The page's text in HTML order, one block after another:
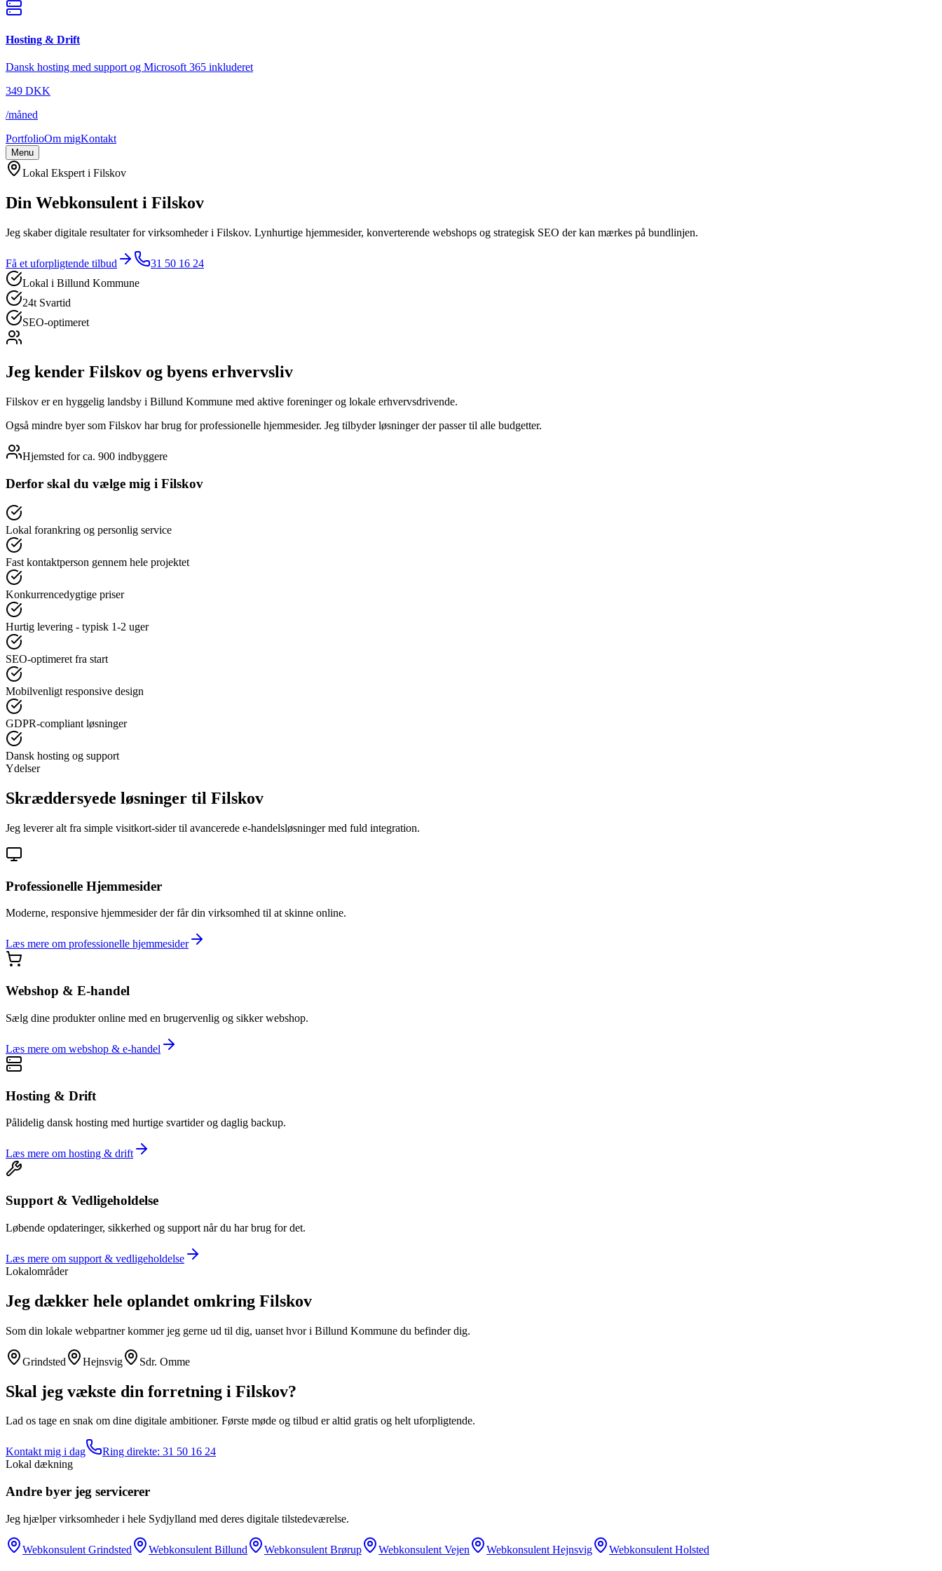
Hosting & Drift
Dansk hosting med support og Microsoft 365 inkluderet
349 DKK
/måned
PortfolioOm migKontakt
Menu
Lokal Ekspert i Filskov
Din Webkonsulent i Filskov
Jeg skaber digitale resultater for virksomheder i Filskov. Lynhurtige hjemmesider, konverterende webshops og strategisk SEO der kan mærkes på bundlinjen.
Få et uforpligtende tilbud
31 50 16 24
Lokal i Billund Kommune
24t Svartid
SEO-optimeret
Jeg kender Filskov og byens erhvervsliv
Filskov er en hyggelig landsby i Billund Kommune med aktive foreninger og lokale erhvervsdrivende.
Også mindre byer som Filskov har brug for professionelle hjemmesider. Jeg tilbyder løsninger der passer til alle budgetter.
Hjemsted forca. 900 indbyggere
Derfor skal du vælge mig i Filskov
Lokal forankring og personlig service
Fast kontaktperson gennem hele projektet
Konkurrencedygtige priser
Hurtig levering - typisk 1-2 uger
SEO-optimeret fra start
Mobilvenligt responsive design
GDPR-compliant løsninger
Dansk hosting og support
Ydelser
Skræddersyede løsninger til Filskov
Jeg leverer alt fra simple visitkort-sider til avancerede e-handelsløsninger med fuld integration.
Professionelle Hjemmesider
Moderne, responsive hjemmesider der får din virksomhed til at skinne online.
Læs mere om professionelle hjemmesider
Webshop & E-handel
Sælg dine produkter online med en brugervenlig og sikker webshop.
Læs mere om webshop & e-handel
Hosting & Drift
Pålidelig dansk hosting med hurtige svartider og daglig backup.
Læs mere om hosting & drift
Support & Vedligeholdelse
Løbende opdateringer, sikkerhed og support når du har brug for det.
Læs mere om support & vedligeholdelse
Lokalområder
Jeg dækker hele oplandet omkring Filskov
Som din lokale webpartner kommer jeg gerne ud til dig, uanset hvor i Billund Kommune du befinder dig.
Grindsted Hejnsvig Sdr. Omme
Skal jeg vækste din forretning i Filskov?
Lad os tage en snak om dine digitale ambitioner. Første møde og tilbud er altid gratis og helt uforpligtende.
Kontakt mig i dag Ring direkte: 31 50 16 24
Lokal dækning
Andre byer jeg servicerer
Jeg hjælper virksomheder i hele Sydjylland med deres digitale tilstedeværelse.
Webkonsulent Grindsted Webkonsulent Billund Webkonsulent Brørup Webkonsulent Vejen Webkonsulent Hejnsvig Webkonsulent Holsted